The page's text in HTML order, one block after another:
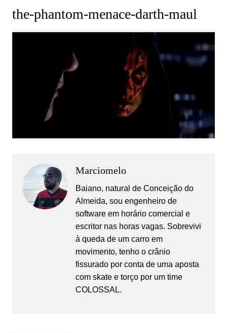
the-phantom-menace-darth-maul
Marciomelo
Baiano, natural de Conceição do
Almeida, sou engenheiro de
software em horário comercial e
escritor nas horas vagas. Sobrevivi
à queda de um carro em
movimento, tenho o crânio
fissurado por conta de uma aposta
com skate e torço por um time
COLOSSAL.